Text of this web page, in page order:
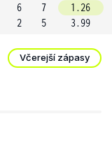
6
2
7
5
1.26
3.99
Včerejší zápasy